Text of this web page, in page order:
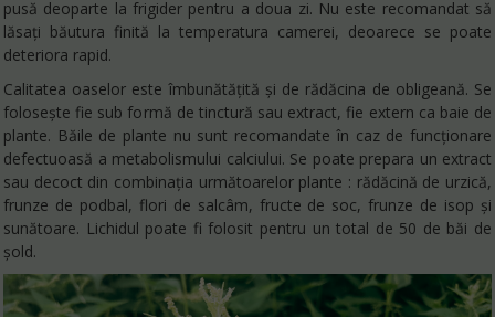
pusă deoparte la frigider pentru a doua zi. Nu este recomandat să
lăsați băutura finită la temperatura camerei, deoarece se poate
deteriora rapid.
Calitatea oaselor este îmbunătățită și de rădăcina de obligeană. Se
folosește fie sub formă de tinctură sau extract, fie extern ca baie de
plante. Băile de plante nu sunt recomandate în caz de funcționare
defectuoasă a metabolismului calciului. Se poate prepara un extract
sau decoct din combinația următoarelor plante : rădăcină de urzică,
frunze de podbal, flori de salcâm, fructe de soc, frunze de isop și
sunătoare. Lichidul poate fi folosit pentru un total de 50 de băi de
șold.